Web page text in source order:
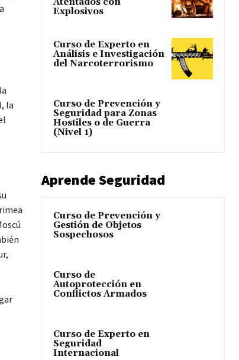
la
Explosivos
Curso de Experto en
Análisis e Investigación
del Narcoterrorismo
Curso de Prevención y
Seguridad para Zonas
Hostiles o de Guerra
(Nivel 1)
Aprende Seguridad
Curso de Prevención y
Gestión de Objetos
Sospechosos
Curso de
Autoprotección en
Conflictos Armados
Curso de Experto en
Seguridad
Internacional